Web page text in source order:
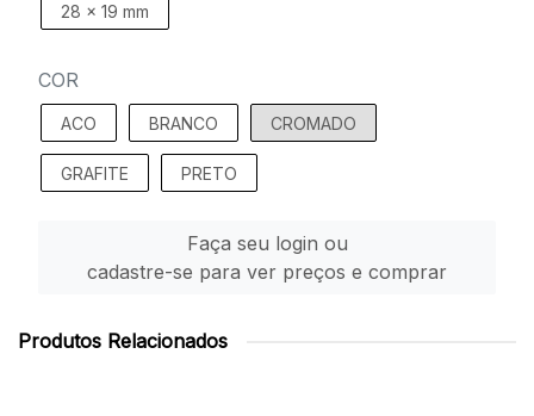
28 x 19 mm
COR
ACO BRANCO CROMADO
GRAFITE PRETO
Faça seu login ou
cadastre-se para ver preços e comprar
Produtos Relacionados